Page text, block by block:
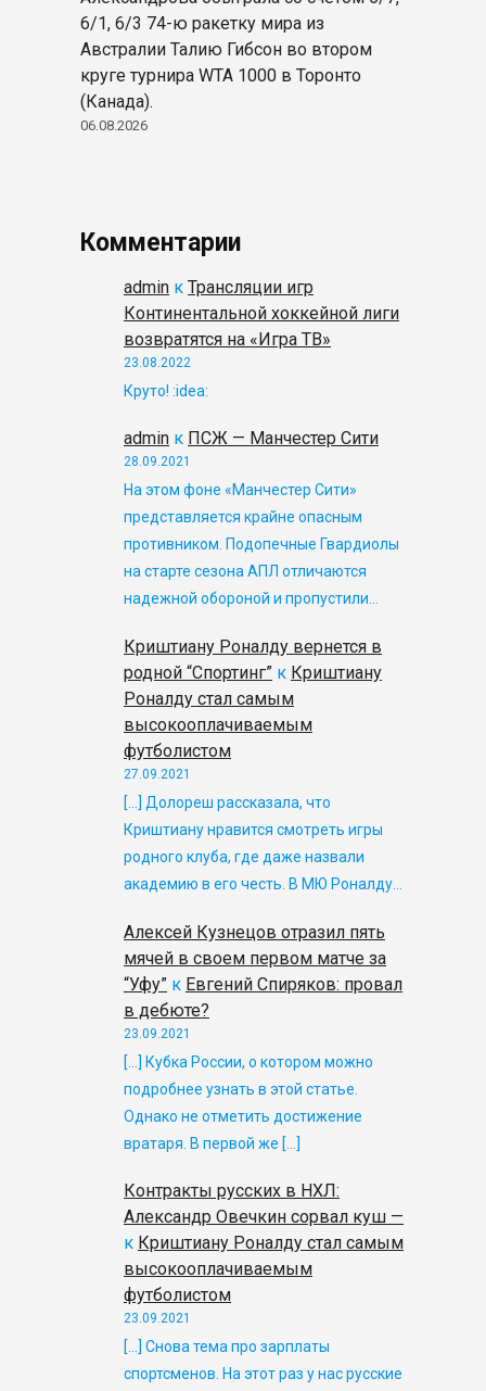
6/1, 6/3 74-ю ракетку мира из
Австралии Талию Гибсон во втором
круге турнира WTA 1000 в Торонто
(Канада).
06.08.2026
Комментарии
admin к Трансляции игр
Континентальной хоккейной лиги
возвратятся на «Игра ТВ»
23.08.2022
Круто! :idea:
admin к ПСЖ — Манчестер Сити
28.09.2021
На этом фоне «Манчестер Сити»
представляется крайне опасным
противником. Подопечные Гвардиолы
на старте сезона АПЛ отличаются
надежной обороной и пропустили…
Криштиану Роналду вернется в
родной “Спортинг” к Криштиану
Роналду стал самым
высокооплачиваемым
футболистом
27.09.2021
[…] Долореш рассказала, что
Криштиану нравится смотреть игры
родного клуба, где даже назвали
академию в его честь. В МЮ Роналду…
Алексей Кузнецов отразил пять
мячей в своем первом матче за
“Уфу” к Евгений Спиряков: провал
в дебюте?
23.09.2021
[…] Кубка России, о котором можно
подробнее узнать в этой статье.
Однако не отметить достижение
вратаря. В первой же […]
Контракты русских в НХЛ:
Александр Овечкин сорвал куш —
к Криштиану Роналду стал самым
высокооплачиваемым
футболистом
23.09.2021
[…] Снова тема про зарплаты
спортсменов. На этот раз у нас русские